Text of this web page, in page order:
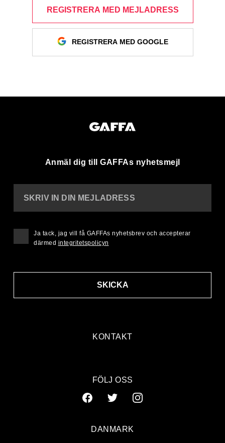
REGISTRERA MED MEJLADRESS
REGISTRERA MED GOOGLE
Anmäl dig till GAFFAs nyhetsmejl
KONTAKT
SKRIV IN DIN MEJLADRESS
SKICKA
Ja tack, jag vill få GAFFAs nyhetsbrev och accepterar
därmed integritetspolicyn
FÖLJ OSS
DANMARK